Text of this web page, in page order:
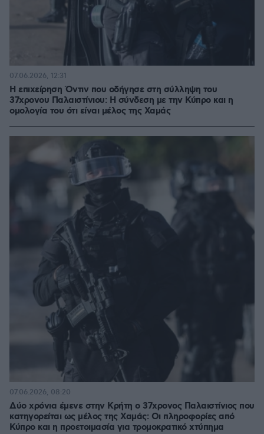
Η επιχείρηση Όντιν που οδήγησε στη σύλληψη του
37χρονου Παλαιστίνιου: Η σύνδεση με την Κύπρο και η
ομολογία του ότι είναι μέλος της Χαμάς
07.06.2026, 12:31
Δύο χρόνια έμενε στην Κρήτη ο 37χρονος Παλαιστίνιος που
κατηγορείται ως μέλος της Χαμάς: Οι πληροφορίες από
Κύπρο και η προετοιμασία για τρομοκρατικό χτύπημα
07.06.2026, 08:20